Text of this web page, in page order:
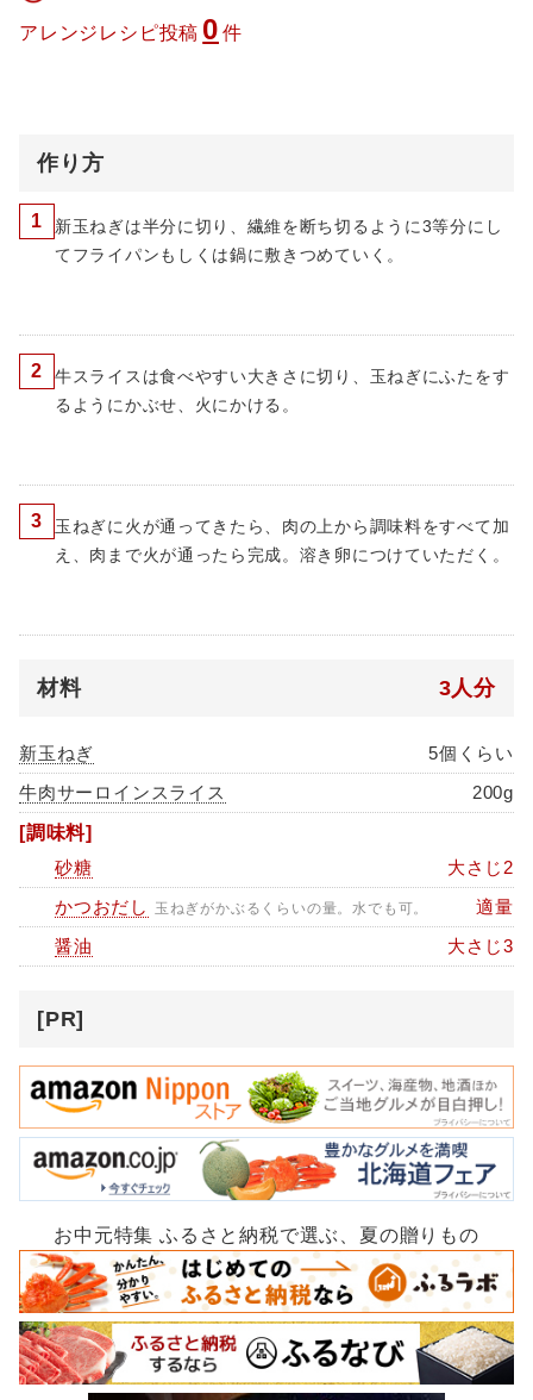
アレンジレシピ投稿 0 件
作り方
1
新玉ねぎは半分に切り、繊維を断ち切るように3等分にし
てフライパンもしくは鍋に敷きつめていく。
2
牛スライスは食べやすい大きさに切り、玉ねぎにふたをす
るようにかぶせ、火にかける。
3
玉ねぎに火が通ってきたら、肉の上から調味料をすべて加
え、肉まで火が通ったら完成。溶き卵につけていただく。
材料 3人分
新玉ねぎ
5個くらい
牛肉サーロインスライス
200g
[調味料]
砂糖
大さじ2
かつおだし
玉ねぎがかぶるくらいの量。水でも可。
適量
醤油
大さじ3
[PR]
お中元特集 ふるさと納税で選ぶ、夏の贈りもの